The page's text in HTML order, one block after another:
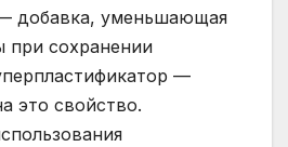
добавка, уменьшающая
при сохранении
—
это свойство.